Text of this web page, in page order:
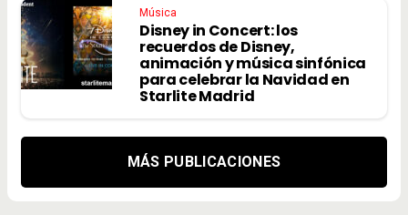
Música
Disney in Concert: los
recuerdos de Disney,
animación y música sinfónica
para celebrar la Navidad en
Starlite Madrid
MÁS PUBLICACIONES